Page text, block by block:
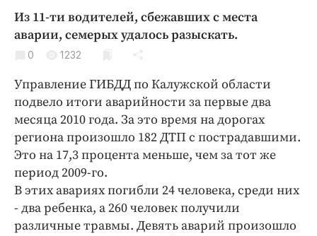
Авто и транспорт
Благоустройство
Криминал
Недвижимость и ЖКХ
Образование
Общество
Погода
Праздники
Происшествия
Спорт
Из 11-ти водителей, сбежавших с места
аварии, семерых удалось разыскать.
0 1232
Управление ГИБДД по Калужской области
подвело итоги аварийности за первые два
месяца 2010 года. За это время на дорогах
региона произошло 182 ДТП с пострадавшими.
Это на 17,3 процента меньше, чем за тот же
период 2009-го.
В этих авариях погибли 24 человека, среди них
- два ребенка, а 260 человек получили
различные травмы. Девять аварий произошло